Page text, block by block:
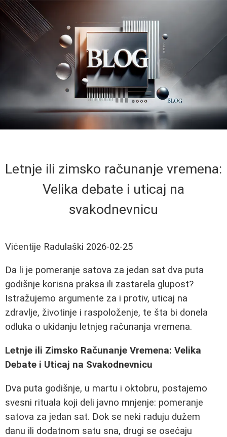
Letnje ili zimsko računanje vremena:
Velika debate i uticaj na
svakodnevnicu
Vićentije Radulaški 2026-02-25
Da li je pomeranje satova za jedan sat dva puta
godišnje korisna praksa ili zastarela glupost?
Istražujemo argumente za i protiv, uticaj na
zdravlje, životinje i raspoloženje, te šta bi donela
odluka o ukidanju letnjeg računanja vremena.
Letnje ili Zimsko Računanje Vremena: Velika
Debate i Uticaj na Svakodnevnicu
Dva puta godišnje, u martu i oktobru, postajemo
svesni rituala koji deli javno mnjenje: pomeranje
satova za jedan sat. Dok se neki raduju dužem
danu ili dodatnom satu sna, drugi se osećaju